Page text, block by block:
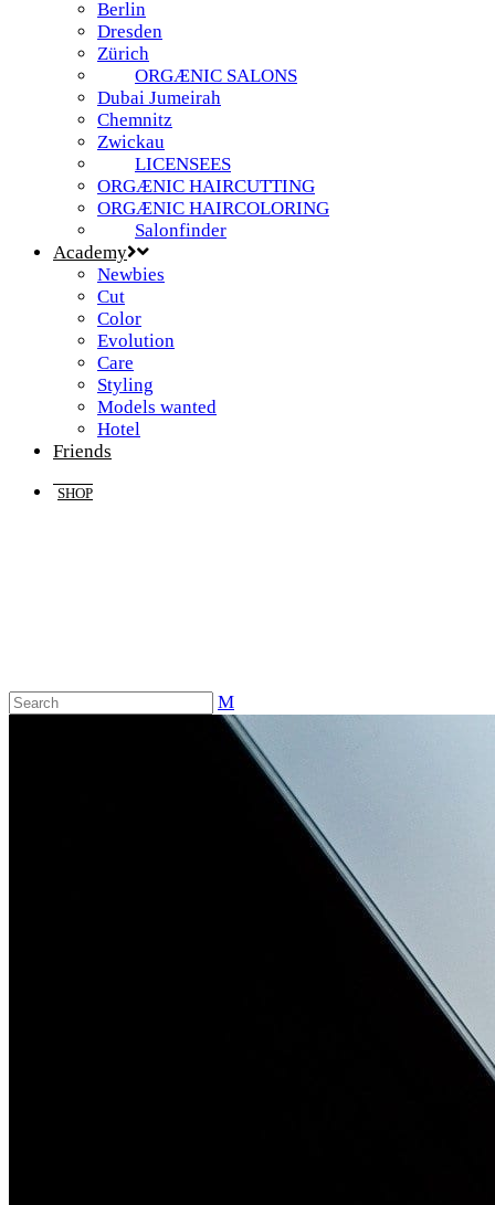
Berlin
Dresden
Zürich
ORGÆNIC SALONS
Dubai Jumeirah
Chemnitz
Zwickau
LICENSEES
ORGÆNIC HAIRCUTTING
ORGÆNIC HAIRCOLORING
Salonfinder
Academy
Newbies
Cut
Color
Evolution
Care
Styling
Models wanted
Hotel
Friends
SHOP